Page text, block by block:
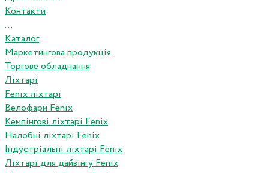
Контакти
...
Каталог
Маркетингова продукція
Торгове обладнання
Ліхтарі
Fenix ліхтарі
Велофари Fenix
Кемпінгові ліхтарі Fenix
Налобні ліхтарі Fenix
Індустріальні ліхтарі Fenix
Ліхтарі для дайвінгу Fenix